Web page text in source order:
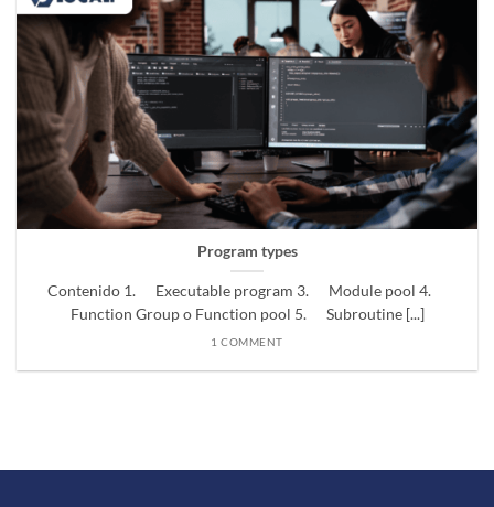
Program types
Contenido 1. Executable program 3. Module pool 4.
Function Group o Function pool 5. Subroutine [...]
1 COMMENT